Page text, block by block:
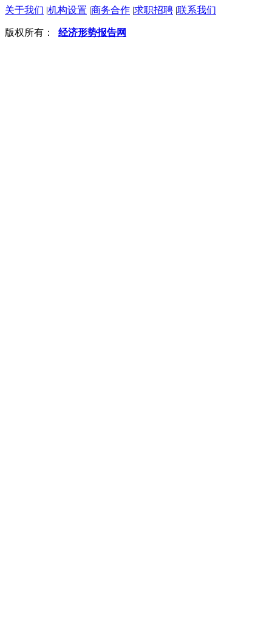
关于我们 |机构设置 |商务合作 |求职招聘 |联系我们
版权所有： 经济形势报告网